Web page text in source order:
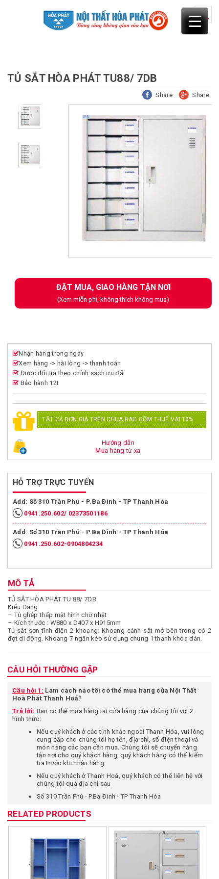
TỦ SẮT HÒA PHÁT TU88/ 7DB
Share Share
ĐẶT MUA, GIAO HÀNG TẬN NƠI
(Xem miễn phí, không thích không mua)
Nhận hàng trong ngày
Xem hàng -> hài lòng -> thanh toán
Được đổi trả theo chính sách ưu đãi
Bảo hành 12t
TẤT CẢ ĐƠN GIÁ TRÊN CHƯA BAO GỒM THUẾ VAT10%
Hướng dẫn
Mua hàng từ xa
HỖ TRỢ TRỰC TUYẾN
Add: Số 310 Trần Phú - P.Ba Đình - TP Thanh Hóa
0941.250.602/ 02373501186
Add: Số 310 Trần Phú - P.Ba Đình - TP Thanh Hóa
0941.250.602-0904804234
MÔ TẢ
TỦ SẮT HÒA PHÁT TU 88/ 7DB
Kiểu Dáng
– Tủ ghép thấp mặt hình chữ nhật
– Kích thước : W880 x D407 x H915mm
Tủ sắt sơn tĩnh điện 2 khoang: Khoang cánh sắt mở bên trong có 2
đợt di động. Khoang 7 ngăn kéo sử dụng chung 1 thanh khóa dàn.
CÂU HỎI THƯỜNG GẶP
Câu hỏi 1: Làm cách nào tôi có thể mua hàng của Nội Thất
Hoà Phát Thanh Hoá?
Trả lời: Bạn có thể mua hàng tại cửa hàng của chúng tôi với 2
hình thức:
Nếu quý khách ở các tỉnh khác ngoài Thanh Hóa, vui lòng
cung cấp cho chúng tôi họ tên, địa chỉ, số điện thoại và
món hàng các bạn cần mua. Chúng tôi sẽ chuyển hàng
tận nơi cho quý khách hàng, quý khách hàng có thể kiểm
tra trước khi nhận hàng
Nếu quý khách ở Thanh Hoá, quý khách có thể liên hệ với
chúng tôi qua địa chỉ sau
Số 310 Trần Phú - P.Ba Đình - TP Thanh Hóa
Câu hỏi 2: Tôi ở xa chuyển phát nhanh như vậy vậy có an toàn
không, có sợ khi nhận hàng không đúng với mô tả trên website
không?
Trả lời:Bạn có quyền được yên tâm khi mua hàng tại cửa hàng
chúng tôi vì một số lý do:
Bạn chỉ thanh toán tiền sau khi đã kiểm tra hàng thật kỹ,
yêu cầu nhân viên chuyển phát nhanh cho kiểm tra hàng.
RELATED PRODUCTS